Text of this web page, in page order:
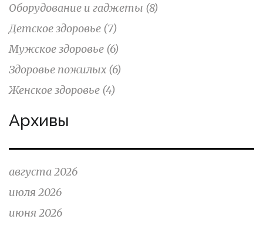
Оборудование и гаджеты (8)
Детское здоровье (7)
Мужское здоровье (6)
Здоровье пожилых (6)
Женское здоровье (4)
Архивы
августа 2026
июля 2026
июня 2026